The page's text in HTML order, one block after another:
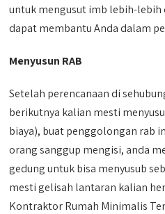
untuk mengusut imb lebih-lebih
dapat membantu Anda dalam
Menyusun RAB
Setelah perencanaan di
berikutnya kalian mesti
biaya), buat penggolongan rab
orang sanggup mengisi, anda
gedung untuk bisa menyusub
mesti gelisah lantaran kalian
Kontraktor Rumah Minimalis